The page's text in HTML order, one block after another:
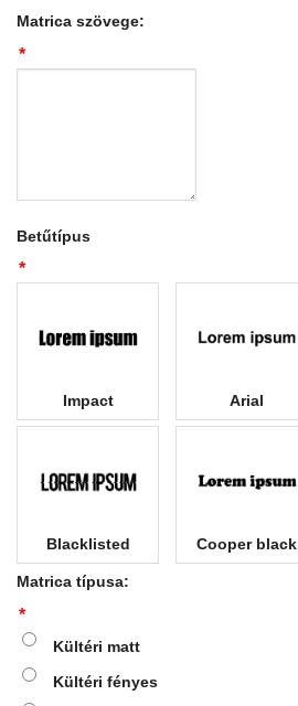
Matrica szövege:
*
Betűtípus
*
Impact Arial
Blacklisted Cooper black
Matrica típusa:
*
Kültéri matt
Kültéri fényes